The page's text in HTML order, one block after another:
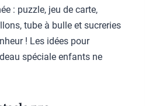
: puzzle, jeu de carte,
tube à bulle et sucreries
! Les idées pour
spéciale enfants ne